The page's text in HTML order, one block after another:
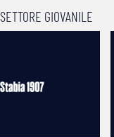
SETTORE GIOVANILE